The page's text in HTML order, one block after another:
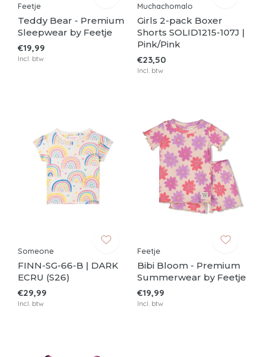
Feetje
Teddy Bear - Premium
Sleepwear by Feetje
€19,99
Incl. btw
Muchachomalo
Girls 2-pack Boxer
Shorts SOLID1215-107J |
Pink/Pink
€23,50
Incl. btw
Someone
FINN-SG-66-B | DARK
ECRU (S26)
€29,99
Incl. btw
Feetje
Bibi Bloom - Premium
Summerwear by Feetje
€19,99
Incl. btw